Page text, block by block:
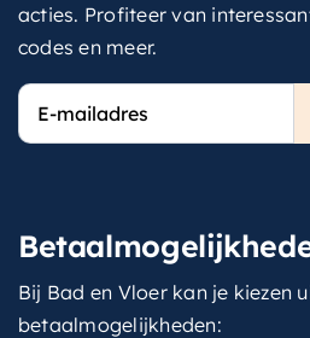
acties. Profiteer van
codes en meer.
E-
mailadres
Bij Bad en Vloer kan je kiezen
betaalmogelijkheden: